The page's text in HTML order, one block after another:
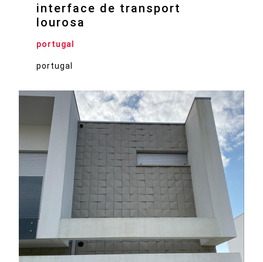
interface de transport
lourosa
portugal
portugal